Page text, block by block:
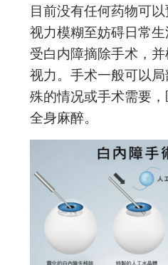
目前没有任何药物可
视力模糊至妨碍日常
受白内障摘除手术，
视力。手术一般可以
殊的情况或手术需要
全身麻醉。